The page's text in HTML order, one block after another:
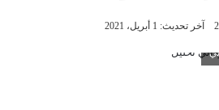
آخر تحديث: 1 أبريل، 2021